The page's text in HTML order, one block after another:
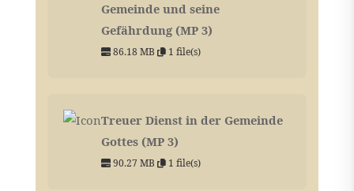
Gemeinde und seine
Gefährdung (MP 3)
86.18 MB 1 file(s)
Treuer Dienst in der Gemeinde
Gottes (MP 3)
90.27 MB 1 file(s)